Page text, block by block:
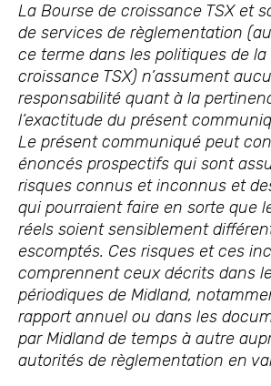
La Bourse de croissance TSX et
de services de règlementation
ce terme dans les politiques de la
croissance TSX) n’assument
responsabilité quant à la
l’exactitude du présent
Le présent communiqué peut
énoncés prospectifs qui sont
risques connus et inconnus et
qui pourraient faire en sorte que
réels soient sensiblement
escomptés. Ces risques et ces
comprennent ceux décrits dans
périodiques de Midland,
rapport annuel ou dans les
par Midland de temps à autre
autorités de règlementation en